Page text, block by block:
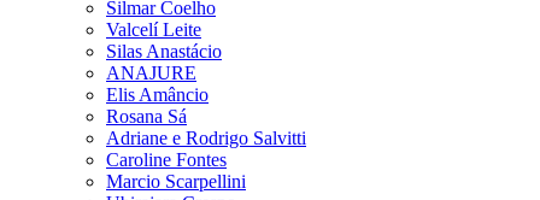
Silmar Coelho
Valcelí Leite
Silas Anastácio
ANAJURE
Elis Amâncio
Rosana Sá
Adriane e Rodrigo Salvitti
Caroline Fontes
Marcio Scarpellini